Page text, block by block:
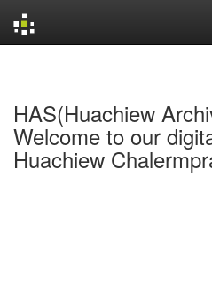
HAS(Huachiew
Welcome to our
Huachiew